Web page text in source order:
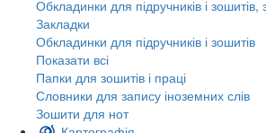
Обкладинки для підручників і зошитів,
Закладки
Обкладинки для підручників і зошитів
Показати всі
Папки для зошитів і праці
Словники для запису іноземних слів
Зошити для нот